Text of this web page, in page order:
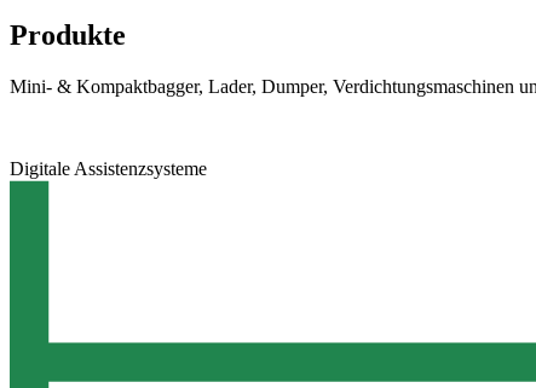
Produkte
Mini- & Kompaktbagger, Lader, Dumper, Verdichtungsmaschinen
Digitale Assistenzsysteme